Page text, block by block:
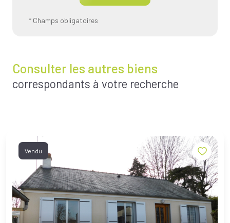
* Champs obligatoires
Consulter les autres biens
correspondants à votre recherche
Vendu